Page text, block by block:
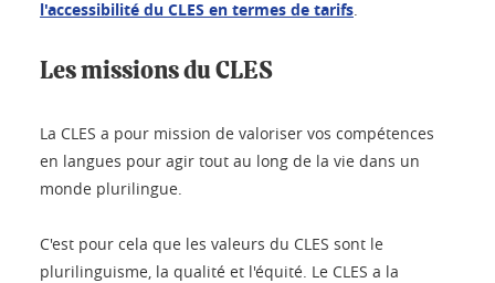
l'accessibilité du CLES en termes de tarifs.
Les missions du CLES
La CLES a pour mission de valoriser vos compétences
en langues pour agir tout au long de la vie dans un
monde plurilingue.
C'est pour cela que les valeurs du CLES sont le
plurilinguisme, la qualité et l'équité. Le CLES a la